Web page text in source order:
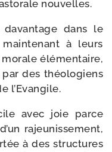
nouvelles.
dans le
main­te­nant à leurs
élé­men­taire,
des théo­lo­giens
l’Evangile.
avec joie parce
rajeu­nis­se­ment,
à des struc­tures